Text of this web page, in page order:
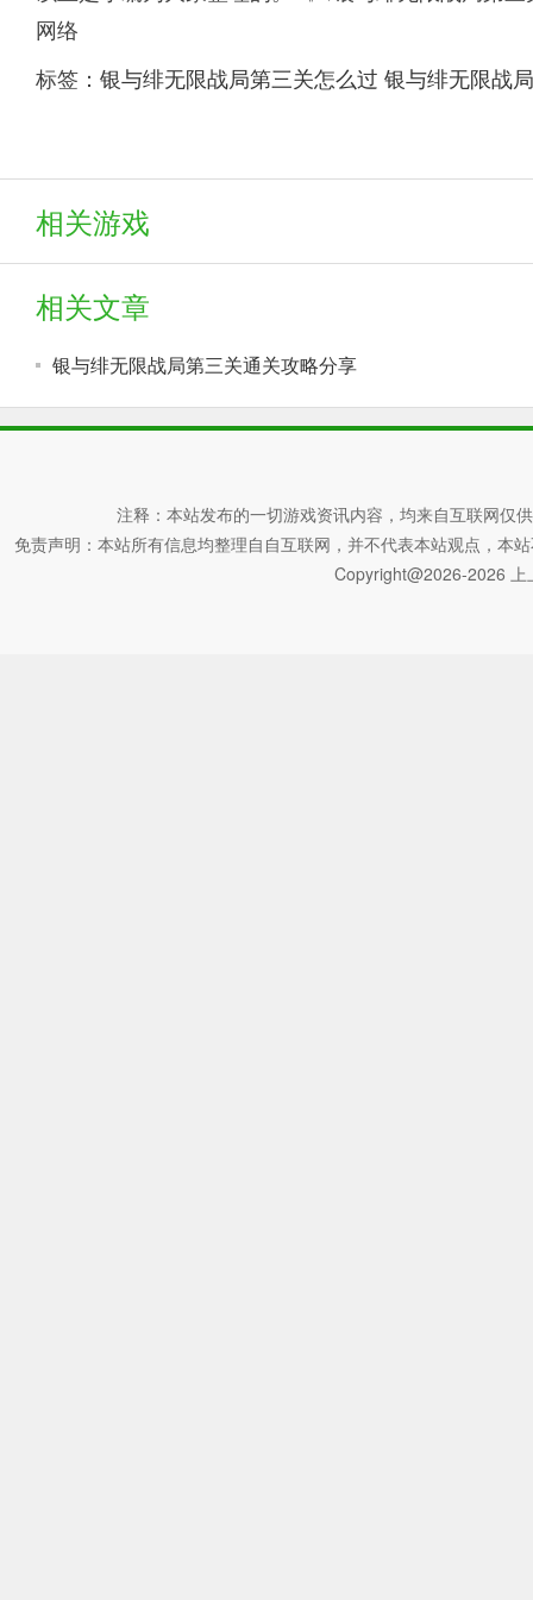
网络
标签： 银与绯无限战局第三关怎么过 银与绯无限战
相关游戏
相关文章
银与绯无限战局第三关通关攻略分享
注释：本站发布的一切游戏资讯内容，均来自互联网仅
免责声明：本站所有信息均整理自自互联网，并不代表本站观点，本
Copyright@2026-2026